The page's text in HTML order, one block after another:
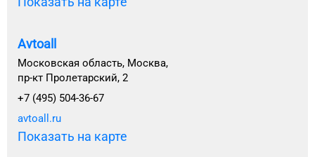
Avtoall
Московская область, Москва,
пр-кт Пролетарский, 2
+7 (495) 504-36-67
avtoall.ru
Показать на карте